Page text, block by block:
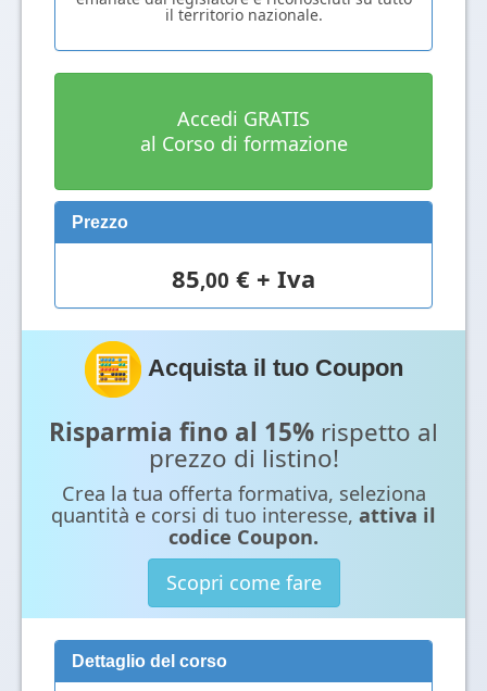
il territorio nazionale.
Accedi GRATIS
al Corso di formazione
Prezzo
85,00 € + Iva
Acquista il tuo Coupon
Risparmia fino al 15% rispetto al
prezzo di listino!
Crea la tua offerta formativa, seleziona
quantità e corsi di tuo interesse, attiva il
codice Coupon.
Scopri come fare
Dettaglio del corso